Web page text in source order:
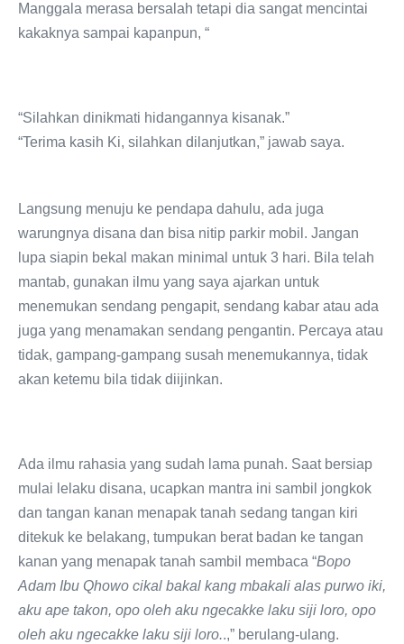
Manggala merasa bersalah tetapi dia sangat mencintai
kakaknya sampai kapanpun, “
“Silahkan dinikmati hidangannya kisanak.”
“Terima kasih Ki, silahkan dilanjutkan,” jawab saya.
Langsung menuju ke pendapa dahulu, ada juga
warungnya disana dan bisa nitip parkir mobil. Jangan
lupa siapin bekal makan minimal untuk 3 hari. Bila telah
mantab, gunakan ilmu yang saya ajarkan untuk
menemukan sendang pengapit, sendang kabar atau ada
juga yang menamakan sendang pengantin. Percaya atau
tidak, gampang-gampang susah menemukannya, tidak
akan ketemu bila tidak diijinkan.
Ada ilmu rahasia yang sudah lama punah. Saat bersiap
mulai lelaku disana, ucapkan mantra ini sambil jongkok
dan tangan kanan menapak tanah sedang tangan kiri
ditekuk ke belakang, tumpukan berat badan ke tangan
kanan yang menapak tanah sambil membaca “Bopo
Adam Ibu Qhowo cikal bakal kang mbakali alas purwo iki,
aku ape takon, opo oleh aku ngecakke laku siji loro, opo
oleh aku ngecakke laku siji loro..,” berulang-ulang.